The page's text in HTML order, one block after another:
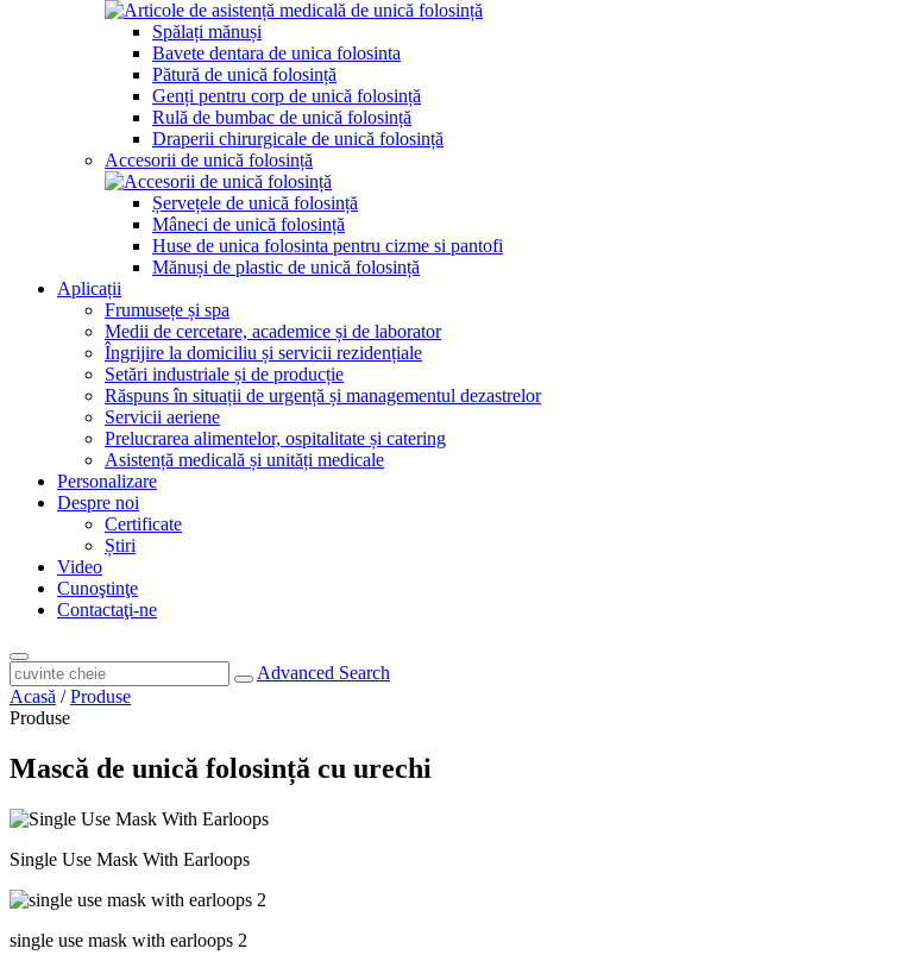
Spălați mănuși
Bavete dentara de unica folosinta
Pătură de unică folosință
Genți pentru corp de unică folosință
Rulă de bumbac de unică folosință
Draperii chirurgicale de unică folosință
Accesorii de unică folosință
Șervețele de unică folosință
Mâneci de unică folosință
Huse de unica folosinta pentru cizme si pantofi
Mănuși de plastic de unică folosință
Aplicații
Frumusețe și spa
Medii de cercetare, academice și de laborator
Îngrijire la domiciliu și servicii rezidențiale
Setări industriale și de producție
Răspuns în situații de urgență și managementul dezastrelor
Servicii aeriene
Prelucrarea alimentelor, ospitalitate și catering
Asistență medicală și unități medicale
Personalizare
Despre noi
Certificate
Știri
Video
Cunoştinţe
Contactaţi-ne
Advanced Search
Acasă /Produse
Produse
Mască de unică folosință cu urechi
Single Use Mask With Earloops
single use mask with earloops 2